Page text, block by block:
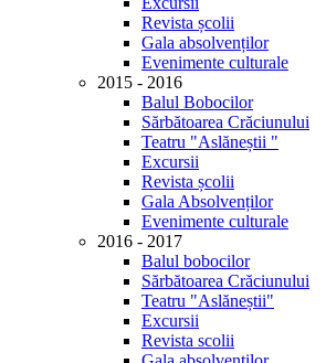
Revista școlii
Gala absolvenților
Evenimente culturale
2015 - 2016
Balul Bobocilor
Sărbătoarea Crăciunului
Teatru "Aslăneștii "
Excursii
Revista școlii
Gala Absolvenților
Evenimente culturale
2016 - 2017
Balul bobocilor
Sărbătoarea Crăciunului
Teatru "Aslăneștii"
Excursii
Revista scolii